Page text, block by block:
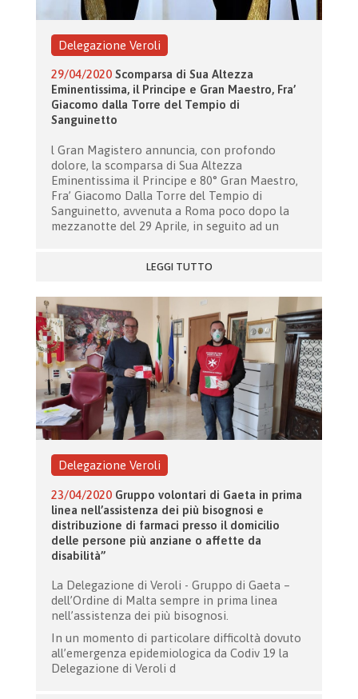
Delegazione Veroli
29/04/2020 Scomparsa di Sua Altezza
Eminentissima, il Principe e Gran Maestro, Fra’
Giacomo dalla Torre del Tempio di
Sanguinetto
l Gran Magistero annuncia, con profondo
dolore, la scomparsa di Sua Altezza
Eminentissima il Principe e 80° Gran Maestro,
Fra’ Giacomo Dalla Torre del Tempio di
Sanguinetto, avvenuta a Roma poco dopo la
mezzanotte del 29 Aprile, in seguito ad un
LEGGI TUTTO
Delegazione Veroli
23/04/2020 Gruppo volontari di Gaeta in prima
linea nell’assistenza dei più bisognosi e
distribuzione di farmaci presso il domicilio
delle persone più anziane o affette da
disabilità”
La Delegazione di Veroli - Gruppo di Gaeta –
dell’Ordine di Malta sempre in prima linea
nell’assistenza dei più bisognosi.
In un momento di particolare difficoltà dovuto
all’emergenza epidemiologica da Codiv 19 la
Delegazione di Veroli d